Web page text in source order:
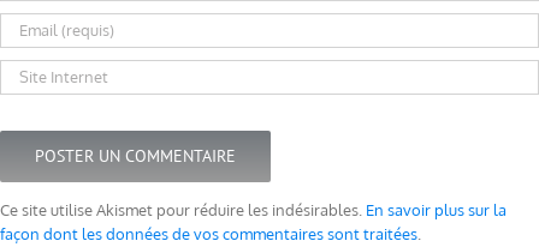
Ce site utilise Akismet pour réduire les indésirables. En savoir plus sur la
façon dont les données de vos commentaires sont traitées